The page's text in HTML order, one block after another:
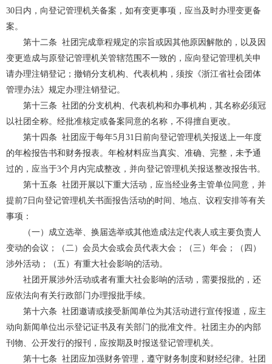
30 日内，向登记管理机关备案，如有变更事项，应当及时办理变更备
案。
第十二条 社团完成章程规定的宗旨或因其他原因解散的，以及因
变更造成与原登记管理机关管辖范围不一致的，应向登记管理机关申
请办理注销登记；撤销分支机构、代表机构，须按《浙江省社会团体
管理办法》规定办理注销登记。
第十三条 社团的分支机构、代表机构和办事机构，其名称必须冠
以社团全称。经批准核定或备案同意的名称，不得擅自更改。
第十四条 社团应于每年5月 31 日前向登记管理机关报送上一年度
的年检报告书和财务报表。年检材料应当真实、准确、完整，未予通
过的，应当于3个月内完成整改，并向登记管理机关报送整改报告书。
第十五条 社团开展以下重大活动，应当经业务主管单位同意，并
提前7 日向登记管理机关书面报告活动的时间、地点、议程安排等有关
事项：
（一）成立选举、换届选举或其他造成法定代表人或主要负责人
变动的会议；（二）会员大会或会员代表大会；（三）年会；（四）
涉外活动；（五）有重大社会影响的活动。
社团开展涉外活动或者有重大社会影响的活动，需要报批的，还
应依法向有关行政部门办理报批手续。
第十六条 社团邀请或接受新闻单位为其活动进行宣传报道，应主
动向新闻单位出示登记证书及有关部门的批准文件。社团主办的内部
刊物、公开发行的报刊，应按期及时报送登记管理机关。
第十七条 社团应加强财务管理，遵守财务制度和财经纪律。社团